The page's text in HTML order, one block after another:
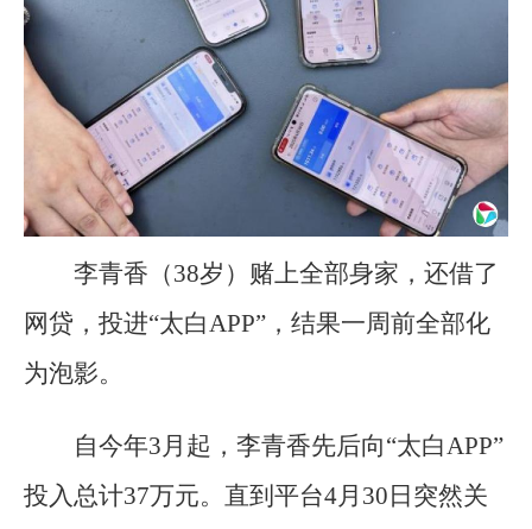
李青香（38岁）赌上全部身家，还借了
网贷，投进“太白APP”，结果一周前全部化
为泡影。
自今年3月起，李青香先后向“太白APP”
投入总计37万元。直到平台4月30日突然关